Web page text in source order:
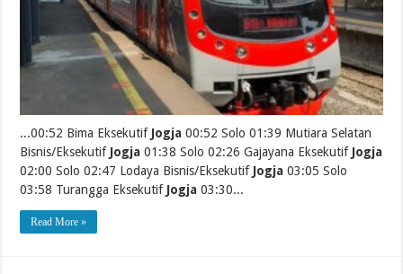
...00:52 Bima Eksekutif Jogja 00:52 Solo 01:39 Mutiara Selatan
Bisnis/Eksekutif Jogja 01:38 Solo 02:26 Gajayana Eksekutif Jogja
02:00 Solo 02:47 Lodaya Bisnis/Eksekutif Jogja 03:05 Solo
03:58 Turangga Eksekutif Jogja 03:30...
Read More »